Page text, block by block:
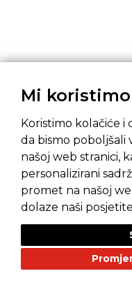
Mi
Koristimo kolačiće
da bismo poboljšali
našoj web stranici,
personalizirani
promet na našoj
dolaze naši
Pravila privatnosti
NAŠI BRANDOVI